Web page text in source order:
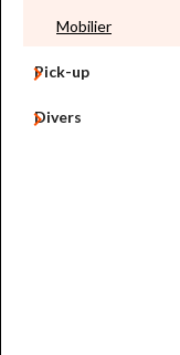
Mobilier
Pick-up

Divers
